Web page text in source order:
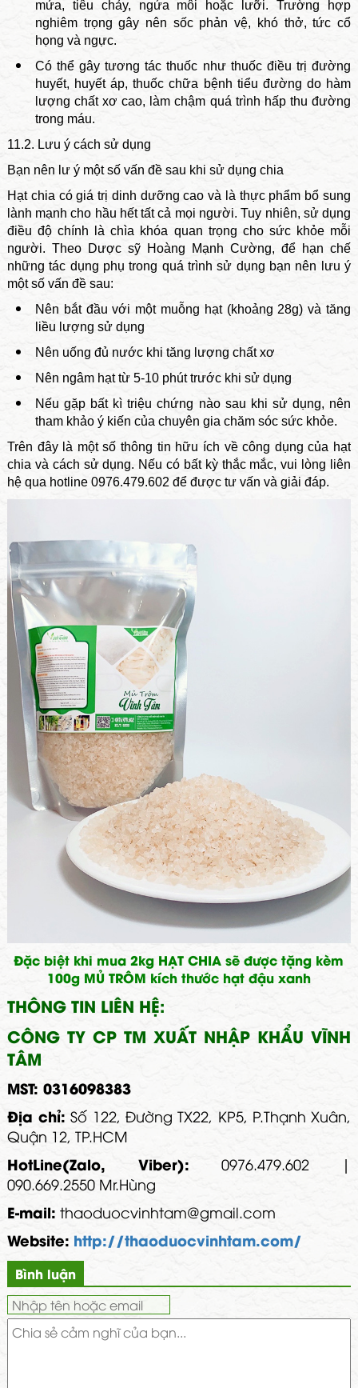
mửa, tiêu chảy, ngứa môi hoặc lưỡi. Trường hợp
nghiêm trọng gây nên sốc phản vệ, khó thở, tức cổ
họng và ngực.
Có thể gây tương tác thuốc như thuốc điều trị đường
huyết, huyết áp, thuốc chữa bệnh tiểu đường do hàm
lượng chất xơ cao, làm chậm quá trình hấp thu đường
trong máu.
11.2. Lưu ý cách sử dụng
Bạn nên lư ý một số vấn đề sau khi sử dụng chia
Hạt chia có giá trị dinh dưỡng cao và là thực phẩm bổ sung
lành mạnh cho hầu hết tất cả mọi người. Tuy nhiên, sử dụng
điều độ chính là chìa khóa quan trọng cho sức khỏe mỗi
người. Theo Dược sỹ Hoàng Mạnh Cường, để hạn chế
những tác dụng phụ trong quá trình sử dụng bạn nên lưu ý
một số vấn đề sau:
Nên bắt đầu với một muỗng hạt (khoảng 28g) và tăng
liều lượng sử dụng
Nên uống đủ nước khi tăng lượng chất xơ
Nên ngâm hạt từ 5-10 phút trước khi sử dụng
Nếu gặp bất kì triệu chứng nào sau khi sử dụng, nên
tham khảo ý kiến của chuyên gia chăm sóc sức khỏe.
Trên đây là một số thông tin hữu ích về công dụng của hạt
chia và cách sử dụng. Nếu có bất kỳ thắc mắc, vui lòng liên
hệ qua hotline 0976.479.602 để được tư vấn và giải đáp.
Đặc biệt khi mua 2kg HẠT CHIA sẽ được tặng kèm
100g MỦ TRÔM kích thước hạt đậu xanh
THÔNG TIN LIÊN HỆ:
CÔNG TY CP TM XUẤT NHẬP KHẨU VĨNH
TÂM
MST: 0316098383
Địa chỉ: Số 122, Đường TX22, KP5, P.Thạnh Xuân,
Quận 12, TP.HCM
HotLine(Zalo, Viber): 0976.479.602 |
090.669.2550 Mr.Hùng
E-mail: thaoduocvinhtam@gmail.com
Website: http://thaoduocvinhtam.com/
Bình luận